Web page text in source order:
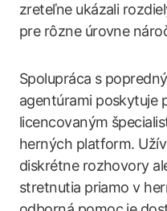
zreteľne ukázali
pre rôzne úrovne
Spolupráca s
agentúrami poskytuje
licencovaným
herných platform.
diskrétne rozhovory
stretnutia priamo v